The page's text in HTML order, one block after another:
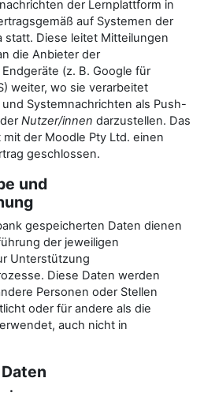
der Lernplattform in
auf Systemen der
statt. Diese leitet Mitteilungen
die Anbieter der
(z. B. Google für
weiter, wo sie verarbeitet
Systemnachrichten als Push-
Nutzer/innen darzustellen. Das
der Moodle Pty Ltd. einen
geschlossen.
und
gespeicherten Daten dienen
der jeweiligen
Unterstützung
Diese Daten werden
Personen oder Stellen
oder für andere als die
auch nicht in